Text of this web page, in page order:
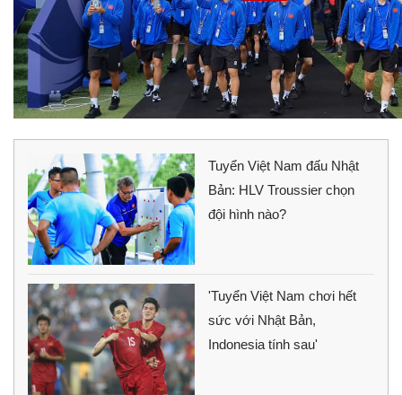
Tuyển Việt Nam đấu Nhật
Bản: HLV Troussier chọn
đội hình nào?
'Tuyển Việt Nam chơi hết
sức với Nhật Bản,
Indonesia tính sau'